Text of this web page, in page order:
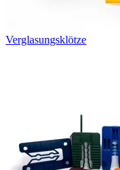
Verglasungsklötze